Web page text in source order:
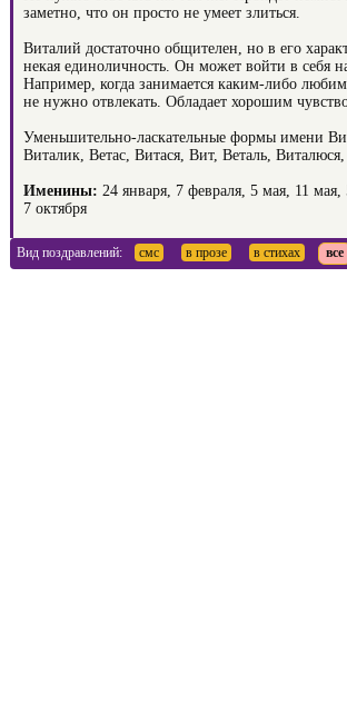
заметно, что он просто не умеет злиться.
Виталий достаточно общителен, но в его
некая единоличность. Он может войти в себя
Например, когда занимается каким-либо
не нужно отвлекать. Обладает хорошим
Уменьшительно-ласкательные формы имени
Виталик, Ветас, Витася, Вит, Веталь,
Именины: 24 января, 7 февраля, 5 мая, 11 мая,
7 октября
Вид поздравлений: смс в прозе в стихах все